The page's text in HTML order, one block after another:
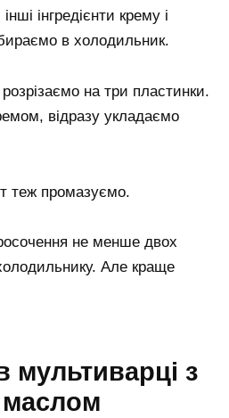
інгредієнти крему і
в холодильник.
на три пластинки.
відразу укладаємо
теж промазуємо.
не менше двох
Але краще
мультиварці з